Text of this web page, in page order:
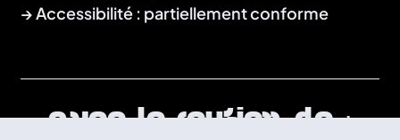
Accessibilité : partiellement conforme
Avec le soutien de :